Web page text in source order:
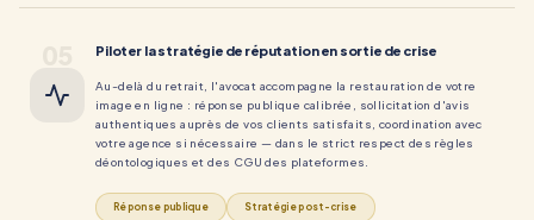
Piloter la stratégie de réputation en sortie de crise
Au-delà du retrait, l'avocat accompagne la restauration de votre
image en ligne : réponse publique calibrée, sollicitation d'avis
authentiques auprès de vos clients satisfaits, coordination avec
votre agence si nécessaire — dans le strict respect des règles
déontologiques et des CGU des plateformes.
Réponse publique Stratégie post-crise